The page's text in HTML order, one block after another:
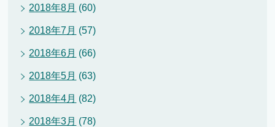
2018年8月 (60)
2018年7月 (57)
2018年6月 (66)
2018年5月 (63)
2018年4月 (82)
2018年3月 (78)